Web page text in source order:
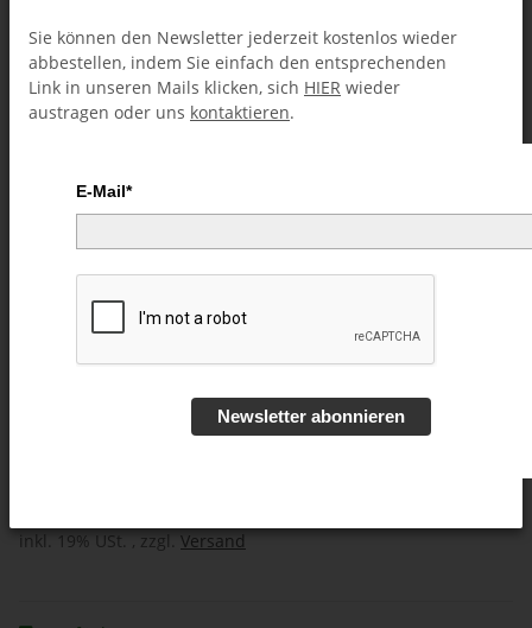
video DOWNLOAD
Close-Up (Downloads)
inkl. 19% USt. , zzgl. Versand
Sie können den Newsletter jederzeit kostenlos wieder
abbestellen, indem Sie einfach den entsprechenden
Link in unseren Mails klicken, sich HIER wieder
austragen oder uns kontaktieren.
E-Mail*
Newsletter abonnieren